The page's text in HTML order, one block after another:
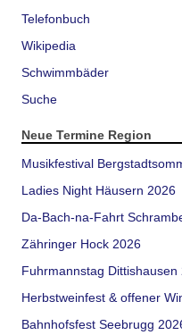
Telefonbuch
Wikipedia
Schwimmbäder
Suche
Neue Termine Region
Musikfestival
Ladies Night Häusern 2026
Da-Bach-na-Fahrt
Zähringer Hock 2026
Fuhrmannstag Dittishausen
Herbstweinfest & offener
Bahnhofsfest Seebrugg